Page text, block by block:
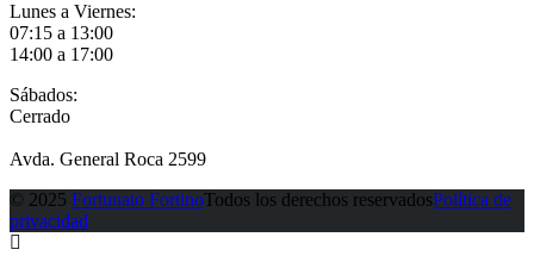
Lunes a Viernes:
07:15 a 13:00
14:00 a 17:00
Sábados:
Cerrado
Avda. General Roca 2599
© 2025 Fortunato FortinoTodos los derechos reservadosPolítica de
privacidad